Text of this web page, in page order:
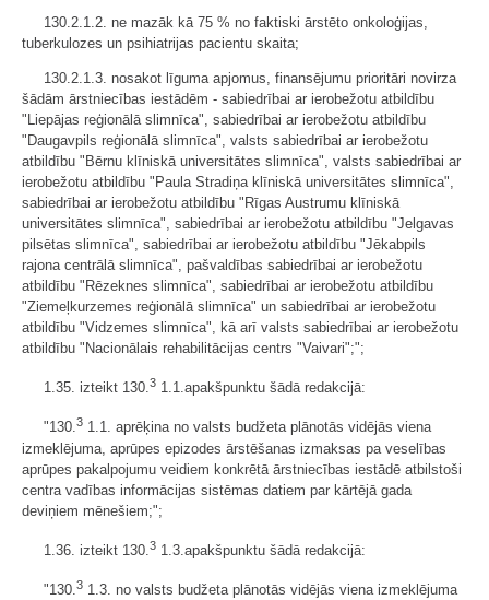
130.2.1.2. ne mazāk kā 75 % no faktiski ārstēto onkoloģijas,
tuberkulozes un psihiatrijas pacientu skaita;
130.2.1.3. nosakot līguma apjomus, finansējumu prioritāri novirza
šādām ārstniecības iestādēm - sabiedrībai ar ierobežotu atbildību
"Liepājas reģionālā slimnīca", sabiedrībai ar ierobežotu atbildību
"Daugavpils reģionālā slimnīca", valsts sabiedrībai ar ierobežotu
atbildību "Bērnu klīniskā universitātes slimnīca", valsts sabiedrībai ar
ierobežotu atbildību "Paula Stradiņa klīniskā universitātes slimnīca",
sabiedrībai ar ierobežotu atbildību "Rīgas Austrumu klīniskā
universitātes slimnīca", sabiedrībai ar ierobežotu atbildību "Jelgavas
pilsētas slimnīca", sabiedrībai ar ierobežotu atbildību "Jēkabpils
rajona centrālā slimnīca", pašvaldības sabiedrībai ar ierobežotu
atbildību "Rēzeknes slimnīca", sabiedrībai ar ierobežotu atbildību
"Ziemeļkurzemes reģionālā slimnīca" un sabiedrībai ar ierobežotu
atbildību "Vidzemes slimnīca", kā arī valsts sabiedrībai ar ierobežotu
atbildību "Nacionālais rehabilitācijas centrs "Vaivari";";
1.35. izteikt 130.3 1.1.apakšpunktu šādā redakcijā:
"130.3 1.1. aprēķina no valsts budžeta plānotās vidējās viena
izmeklējuma, aprūpes epizodes ārstēšanas izmaksas pa veselības
aprūpes pakalpojumu veidiem konkrētā ārstniecības iestādē atbilstoši
centra vadības informācijas sistēmas datiem par kārtējā gada
deviņiem mēnešiem;";
1.36. izteikt 130. 3 1.3.apakšpunktu šādā redakcijā:
"130.3 1.3. no valsts budžeta plānotās vidējās viena izmeklējuma